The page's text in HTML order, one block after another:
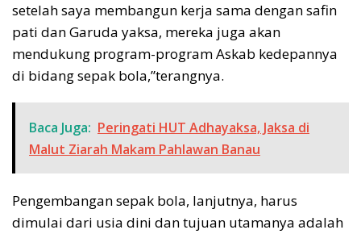
setelah saya membangun kerja sama dengan safin
pati dan Garuda yaksa, mereka juga akan
mendukung program-program Askab kedepannya
di bidang sepak bola,”terangnya.
Baca Juga: Peringati HUT Adhayaksa, Jaksa di
Malut Ziarah Makam Pahlawan Banau
Pengembangan sepak bola, lanjutnya, harus
dimulai dari usia dini dan tujuan utamanya adalah